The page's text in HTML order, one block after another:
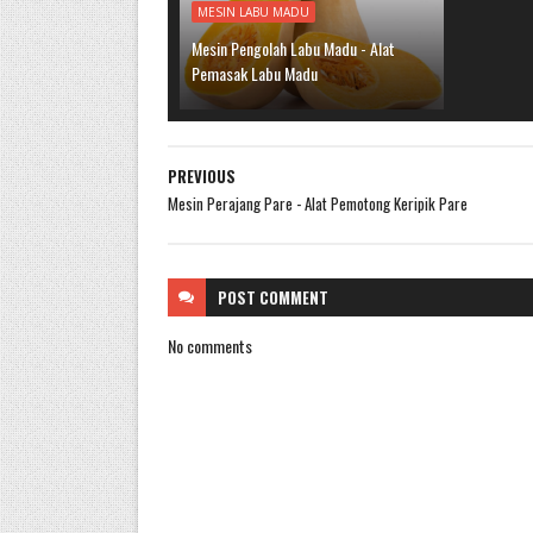
MESIN LABU MADU
Mesin Pengolah Labu Madu - Alat
Pemasak Labu Madu
PREVIOUS
Mesin Perajang Pare - Alat Pemotong Keripik Pare
POST COMMENT
No comments